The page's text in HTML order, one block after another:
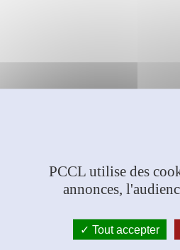
PCCL utilise des
annonces,
Tout accepter